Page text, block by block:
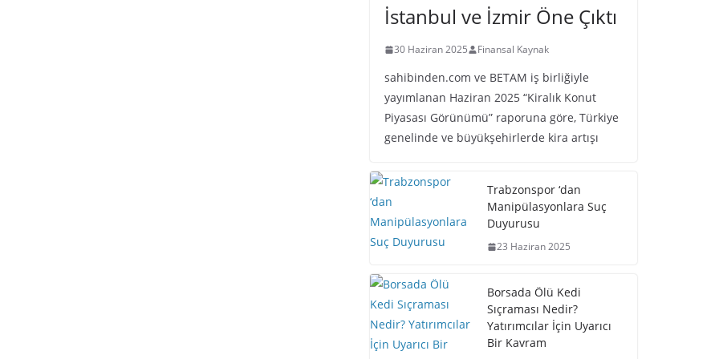
İstanbul ve İzmir Öne Çıktı
30 Haziran 2025 Finansal Kaynak
sahibinden.com ve BETAM iş birliğiyle
yayımlanan Haziran 2025 “Kiralık Konut
Piyasası Görünümü” raporuna göre, Türkiye
genelinde ve büyükşehirlerde kira artışı
Trabzonspor ‘dan
Manipülasyonlara Suç
Duyurusu
23 Haziran 2025
Borsada Ölü Kedi
Sıçraması Nedir?
Yatırımcılar İçin Uyarıcı
Bir Kavram